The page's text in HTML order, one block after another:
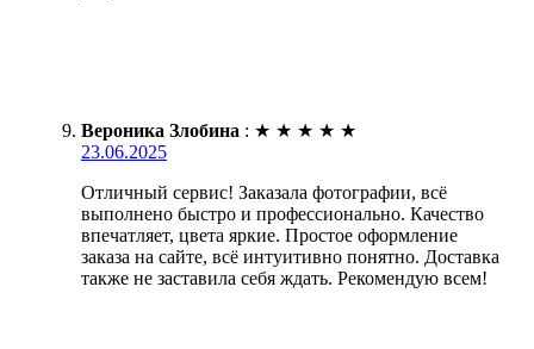
Вероника Злобина : ★ ★ ★ ★ ★
23.06.2025
Отличный сервис! Заказала фотографии, всё
выполнено быстро и профессионально. Качество
впечатляет, цвета яркие. Простое оформление
заказа на сайте, всё интуитивно понятно. Доставка
также не заставила себя ждать. Рекомендую всем!